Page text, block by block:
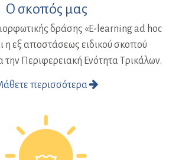
Ο σκοπός μας
δράσης «E-learning ad hoc
η εξ αποστάσεως ειδικού σκοπού
Περιφερειακή Ενότητα Τρικάλων.
περισσότερα